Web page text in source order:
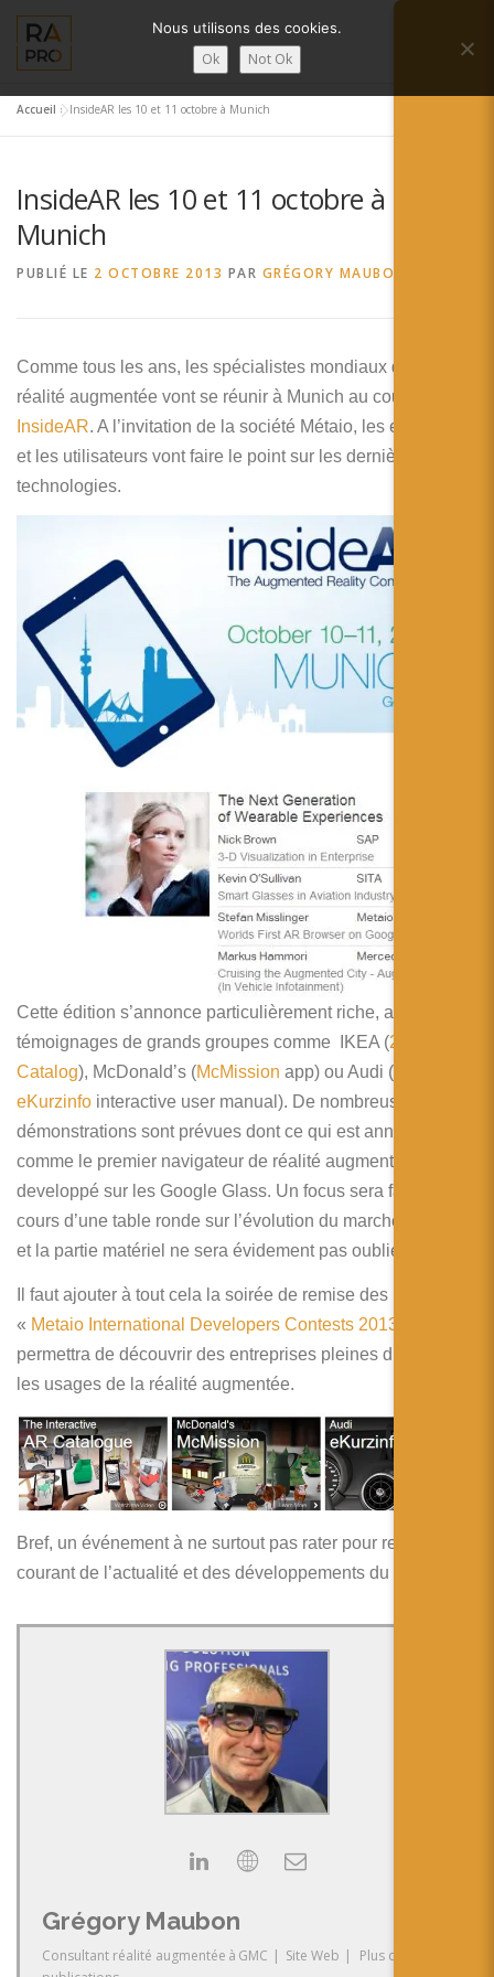
contenu
Menu
SERVICES RA’PRO ACTUALITÉ DE LA RA
English
Français
Deutsch
日本語
Español
Accueil »InsideAR les 10 et 11 octobre à Munich
InsideAR les 10 et 11 octobre à
Munich
PUBLIÉ LE 2 OCTOBRE 2013 PAR GRÉGORY MAUBON
Comme tous les ans, les spécialistes mondiaux de la
réalité augmentée vont se réunir à Munich au cours de
InsideAR. A l’invitation de la société Métaio, les entreprises
et les utilisateurs vont faire le point sur les dernières
technologies.
Cette édition s’annonce particulièrement riche, avec les
témoignages de grands groupes comme IKEA (2014 IKEA
Catalog), McDonald’s (McMission app) ou Audi (
eKurzinfo interactive user manual). De nombreuses
démonstrations sont prévues dont ce qui est annoncé
comme le premier navigateur de réalité augmentée
developpé sur les Google Glass. Un focus sera fait au
cours d’une table ronde sur l’évolution du marché chinois
et la partie matériel ne sera évidement pas oubliée !
Il faut ajouter à tout cela la soirée de remise des prix du
« Metaio International Developers Contests 2013
permettra de découvrir des entreprises pleines d’idées sur
les usages de la réalité augmentée.
Bref, un événement à ne surtout pas rater pour rester au
courant de l’actualité et des développements du domaine !
Grégory Maubon
Consultant réalité augmentée à GMC | Site Web |
Plus de
Nous utilisons des cookies.
Ok Not Ok